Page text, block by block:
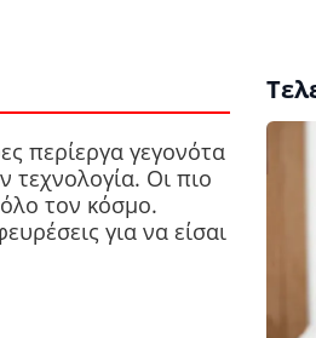
περίεργα γεγονότα
τεχνολογία. Οι πιο
τον κόσμο.
για να είσαι